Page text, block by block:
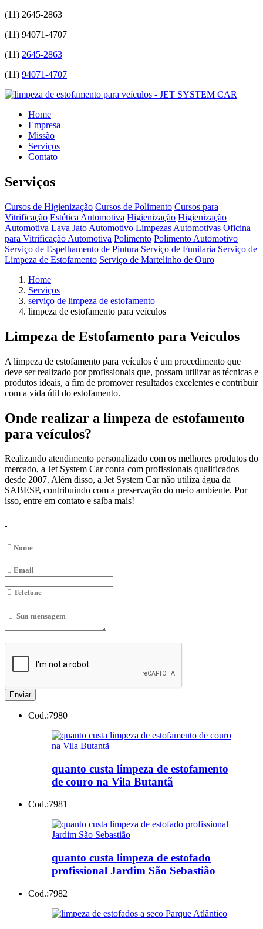
(11) 2645-2863
(11) 94071-4707
(11) 2645-2863
(11) 94071-4707
Home
Empresa
Missão
Serviços
Contato
Serviços
Cursos de Higienização Cursos de Polimento Cursos para
Vitrificação Estética Automotiva Higienização Higienização
Automotiva Lava Jato Automotivo Limpezas Automotivas Oficina
para Vitrificação Automotiva Polimento Polimento Automotivo
Serviço de Espelhamento de Pintura Serviço de Funilaria Serviço de
Limpeza de Estofamento Serviço de Martelinho de Ouro
Home
Serviços
serviço de limpeza de estofamento
limpeza de estofamento para veículos
Limpeza de Estofamento para Veículos
A limpeza de estofamento para veículos é um procedimento que
deve ser realizado por profissionais que, possam utilizar as técnicas e
produtos ideais, a fim de promover resultados excelentes e contribuir
com a vida útil do estofamento.
Onde realizar a limpeza de estofamento
para veículos?
Realizando atendimento personalizado com os melhores produtos do
mercado, a Jet System Car conta com profissionais qualificados
desde 2007. Além disso, a Jet System Car não utiliza água da
SABESP, contribuindo com a preservação do meio ambiente. Por
isso, entre em contato e saiba mais!
.
Enviar
Cod.:7980
quanto custa limpeza de estofamento
de couro na Vila Butantã
Cod.:7981
quanto custa limpeza de estofado
profissional Jardim São Sebastião
Cod.:7982